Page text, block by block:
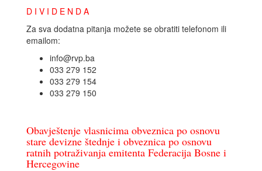
D I V I D E N D A
Za sva dodatna pitanja možete se obratiti telefonom ili
emailom:
info@rvp.ba
033 279 152
033 279 154
033 279 150
Obavještenje vlasnicima obveznica po osnovu
stare devizne štednje i obveznica po osnovu
ratnih potraživanja emitenta Federacija Bosne i
Hercegovine